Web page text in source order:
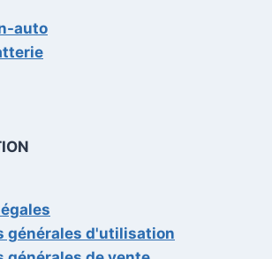
auto
générales d'utilisation